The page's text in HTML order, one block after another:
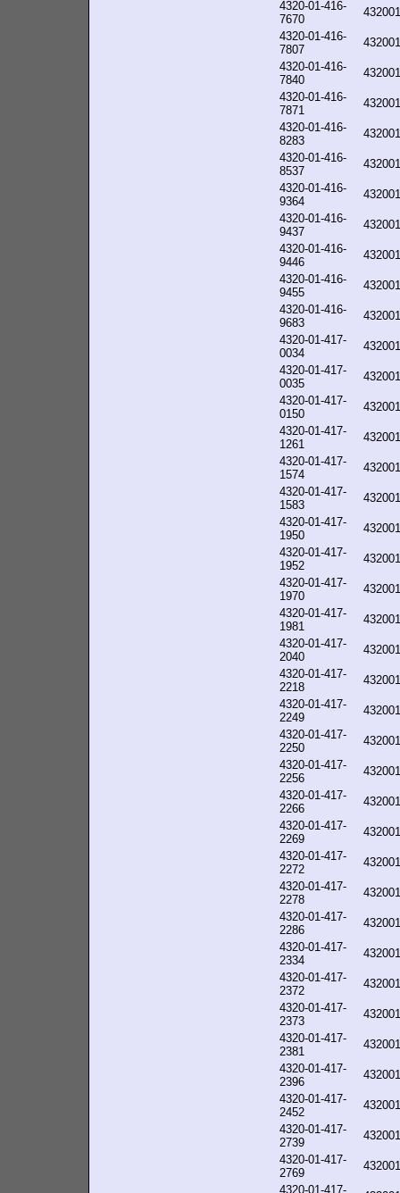
4320-01-416-
7670
4320-01-416-
7807
4320-01-416-
7840
4320-01-416-
7871
4320-01-416-
8283
4320-01-416-
8537
4320-01-416-
9364
4320-01-416-
9437
4320-01-416-
9446
4320-01-416-
9455
4320-01-416-
9683
4320-01-417-
0034
4320-01-417-
0035
4320-01-417-
0150
4320-01-417-
1261
4320-01-417-
1574
4320-01-417-
1583
4320-01-417-
1950
4320-01-417-
1952
4320-01-417-
1970
4320-01-417-
1981
4320-01-417-
2040
4320-01-417-
2218
4320-01-417-
2249
4320-01-417-
2250
4320-01-417-
2256
4320-01-417-
2266
4320-01-417-
2269
4320-01-417-
2272
4320-01-417-
2278
4320-01-417-
2286
4320-01-417-
2334
4320-01-417-
2372
4320-01-417-
2373
4320-01-417-
2381
4320-01-417-
2396
4320-01-417-
2452
4320-01-417-
2739
4320-01-417-
2769
4320-01-417-